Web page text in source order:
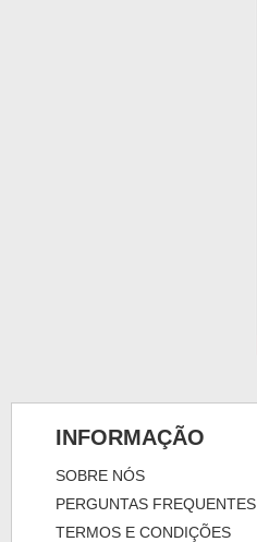
INFORMAÇÃO
SOBRE NÓS
PERGUNTAS FREQUENTES
TERMOS E CONDIÇÕES